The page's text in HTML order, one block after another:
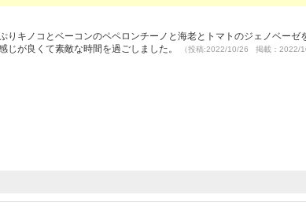
キノコとベーコンのペペロンチーノと海老とトマトのジェノベーゼ
じが良くて素敵な時間を過ごしました。
（投稿:2022/10/26 掲載：2022/